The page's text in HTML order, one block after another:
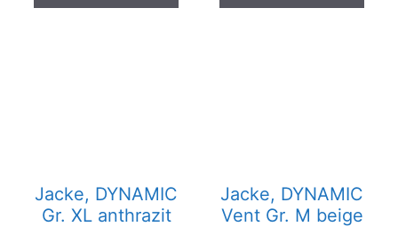
Jacke, DYNAMIC
Gr. XL anthrazit
Jacke, DYNAMIC
Vent Gr. M beige